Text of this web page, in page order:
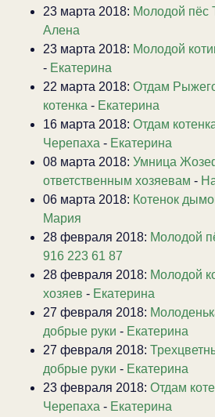
23 марта 2018: Молодой пёс
Алена
23 марта 2018: Молодой
- Екатерина
22 марта 2018: Отдам
котенка - Екатерина
16 марта 2018: Отдам
Черепаха - Екатерина
08 марта 2018: Умница
ответственным хозяевам -
06 марта 2018: Котенок
Мария
28 февраля 2018: Молодой
916 223 61 87
28 февраля 2018: Молодой
хозяев - Екатерина
27 февраля 2018:
добрые руки - Екатерина
27 февраля 2018:
добрые руки - Екатерина
23 февраля 2018: Отдам
Черепаха - Екатерина